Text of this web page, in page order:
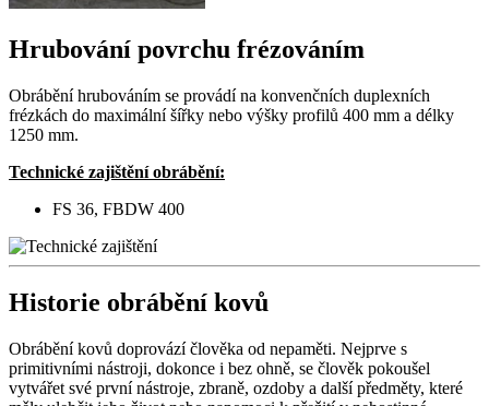
Hrubování povrchu frézováním
Obrábění hrubováním se provádí na konvenčních duplexních
frézkách do maximální šířky nebo výšky profilů 400 mm a délky
1250 mm.
Technické zajištění obrábění:
FS 36, FBDW 400
Historie obrábění kovů
Obrábění kovů doprovází člověka od nepaměti. Nejprve s
primitivními nástroji, dokonce i bez ohně, se člověk pokoušel
vytvářet své první nástroje, zbraně, ozdoby a další předměty, které